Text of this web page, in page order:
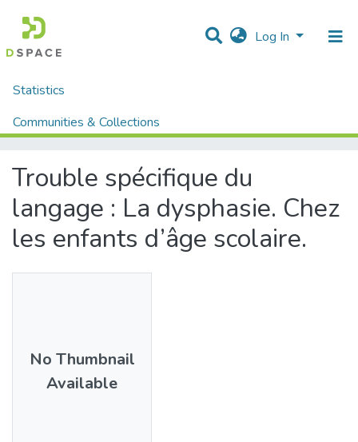
Log In
Statistics
Communities & Collections
Home
Trouble spécifique du langage : La dysphasie. Chez les enfants d’âge scolaire.
Trouble spécifique du
langage : La dysphasie. Chez
les enfants d’âge scolaire.
No Thumbnail
Available